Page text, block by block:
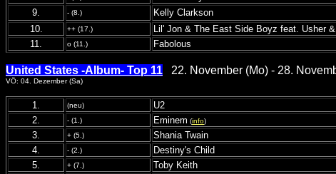
9.
- (8.) Kelly Clarkson
10. ++ (17.) Lil' Jon & The East Side Boyz feat. Usher
11.
o (11.) Fabolous
United States -Album- Top 11 22. November (Mo) - 28.
VÖ: 04. Dezember (Sa)
1. (neu) U2
2.
- (1.) Eminem (info)
3.
+ (5.) Shania Twain
4.
- (2.) Destiny's Child
5.
+ (7.) Toby Keith